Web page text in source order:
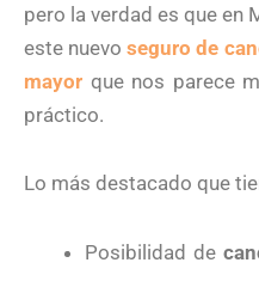
pero la verdad es que en
este nuevoseguro de
mayor que nos parece
práctico.
Lo más destacado que
Posibilidad de